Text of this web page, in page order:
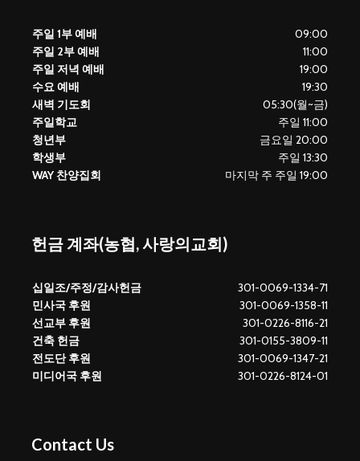
주일 1부 예배
09:00
주일 2부 예배
11:00
주일 저녁 예배
19:00
수요 예배
19:30
새벽 기도회
05:30(월~금)
주일학교
주일 11:00
청년부
금요일 20:00
학생부
주일 13:30
WAY 찬양집회
마지막 주 주일 19:00
헌금 계좌(농협, 사랑의교회)
십일조/주정/감사헌금
301-0069-1334-71
민사국 후원
301-0069-1358-11
선교부 후원
301-0226-8116-21
건축 헌금
301-0155-3809-11
전도단 후원
301-0069-1347-21
미디어국 후원
301-0226-8124-01
Contact Us